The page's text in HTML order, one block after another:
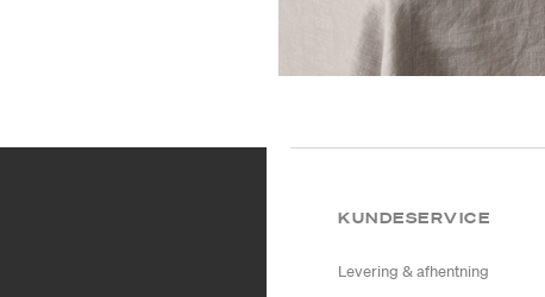
KUNDESERVICE
Levering & afhentning